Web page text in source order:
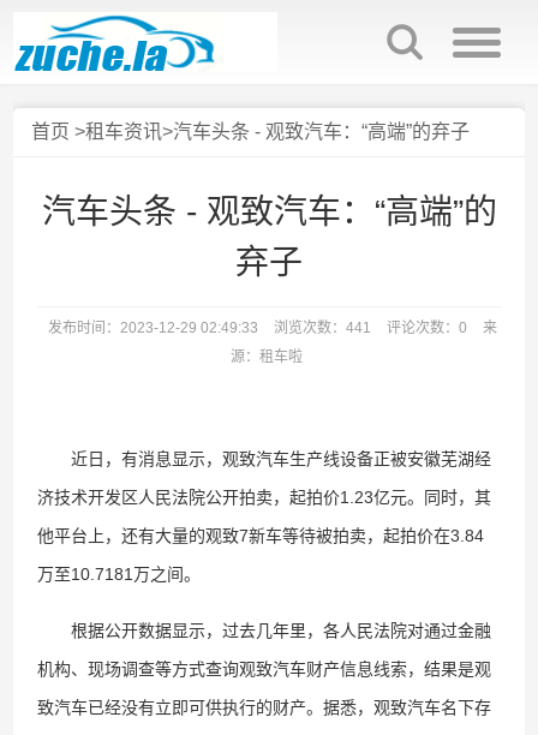
首页 >租车资讯>汽车头条 - 观致汽车：“高端”的弃子
汽车头条 - 观致汽车：“高端”的
弃子
发布时间：2023-12-29 02:49:33 浏览次数：441 评论次数：0
来
源：租车啦
近日，有消息显示，观致汽车生产线设备正被安徽芜湖经
济技术开发区人民法院公开拍卖，起拍价1.23亿元。同时，其
他平台上，还有大量的观致7新车等待被拍卖，起拍价在3.84
万至10.7181万之间。
根据公开数据显示，过去几年里，各人民法院对通过金融
机构、现场调查等方式查询观致汽车财产信息线索，结果是观
致汽车已经没有立即可供执行的财产。据悉，观致汽车名下存